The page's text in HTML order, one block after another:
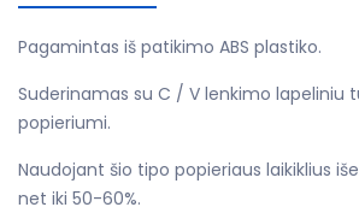
Pagamintas iš patikimo ABS plastiko.
Suderinamas su C / V lenkimo lapeliniu
popieriumi.
Naudojant šio tipo popieriaus laikiklius
net iki 50-60%.